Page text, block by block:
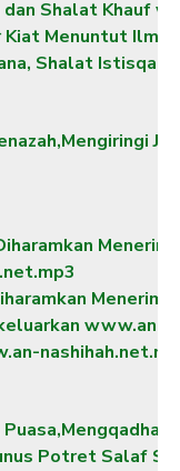
dan Shalat Khauf
Kiat Menuntut
Shalat Istisqa
www.an-
Potret Salaf